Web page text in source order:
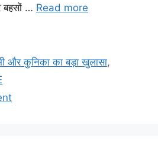
बहसों … Read more
और कुनिका का बड़ा खुलासा,